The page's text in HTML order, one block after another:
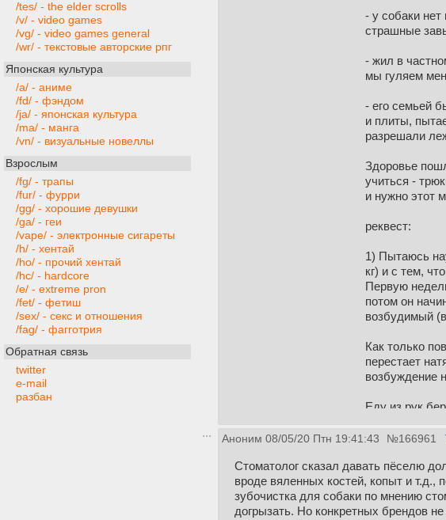
/tes/ - the elder scrolls
/v/ - video games
/vg/ - video games general
/wr/ - текстовые авторские рпг
Японская культура
/a/ - аниме
/fd/ - фэндом
/ja/ - японская культура
/ma/ - манга
/vn/ - визуальные новеллы
Взрослым
/fg/ - трапы
/fur/ - фурри
/gg/ - хорошие девушки
/ga/ - геи
/vape/ - электронные сигареты
/h/ - хентай
/ho/ - прочий хентай
/hc/ - hardcore
/e/ - extreme pron
/fet/ - фетиш
/sex/ - секс и отношения
/fag/ - фагготрия
Обратная связь
twitter
e-mail
разбан
- у собаки нет
страшные
- жил в
мы гуляем
- его семьей
и плиты,
разрешали
Здоровье
учиться -
и нужно этот
реквест:
1) Пытаюсь
кг) и с тем,
Первую
потом он
возбудимый
Как только
перестает
возбуждение
Еду из рук
2) Собака
пищит и
подкрепляю.
Аноним 08/05/20 Птн 19:41:43 №166961
Стоматолог сказал давать пёселю
вроде вяленных костей, копыт и т.д.,
зубочистка для собаки по мнению
догрызать. Но конкретных брендов не